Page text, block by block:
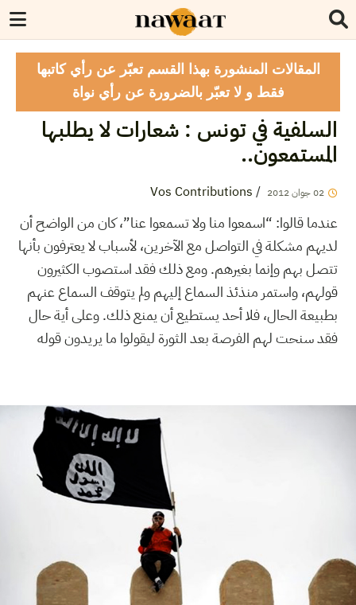
المقالات المنشورة بهذا القسم تعبّر عن رأي كاتبها
فقط و لا تعبّر بالضرورة عن رأي نواة
السلفية في تونس : شعارات لا يطلبها
المستمعون..
02جوان2012
/
Vos Contributions
عندما قالوا: “اسمعوا منا ولا تسمعوا عنا”، كان من الواضح أن
لديهم مشكلة في التواصل مع الآخرين، لأسباب لا يعترفون بأنها
تتصل بهم وإنما بغيرهم. ومع ذلك فقد استصوب الكثيرون
قولهم، واستمر منذئذ السماع إليهم ولم يتوقف السماع عنهم
بطبيعة الحال، فلا أحد يستطيع أن يمنع ذلك. وعلى أية حال
فقد سنحت لهم الفرصة بعد الثورة ليقولوا ما يريدون قوله